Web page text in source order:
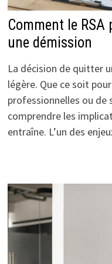
Comment le
une démission
La décision de quitter
légère. Que ce soit
professionnelles ou de
comprendre les
entraîne. L’un des